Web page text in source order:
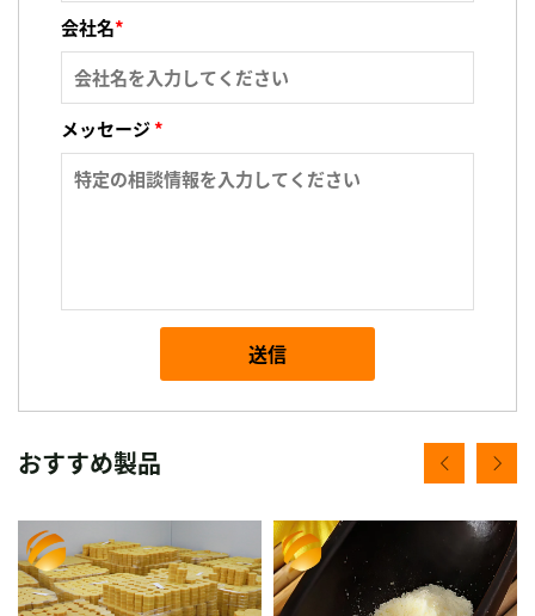
会社名*
メッセージ*
送信
おすすめ製品